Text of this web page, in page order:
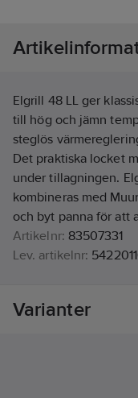
Elgrill 48 LL ger
till hög och jämn
steglös
Det praktiska locket
under tillagningen.
kombineras med
och byt panna för att
Artikelnr: 83507331
Lev. artikelnr:
Varianter